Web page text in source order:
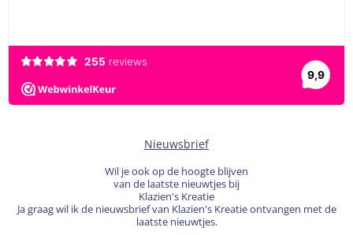
Nieuwsbrief
Wil je ook op de hoogte blijven
van de laatste nieuwtjes bij
Klazien's Kreatie
Ja graag wil ik de nieuwsbrief van Klazien's Kreatie ontvangen met de
laatste nieuwtjes.